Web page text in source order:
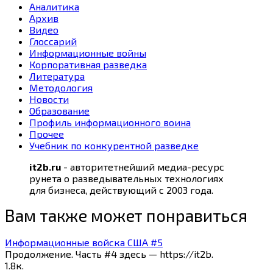
Аналитика
Архив
Видео
Глоссарий
Информационные войны
Корпоративная разведка
Литература
Методология
Новости
Образование
Профиль информационного воина
Прочее
Учебник по конкурентной разведке
it2b.ru - авторитетнейший медиа-ресурс
рунета о разведывательных технологиях
для бизнеса, действующий с 2003 года.
Вам также может понравиться
Информационные войска США #5
Продолжение. Часть #4 здесь — https://it2b.
1.8к.